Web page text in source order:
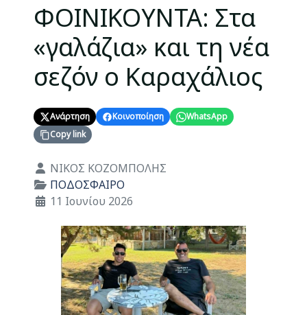
ΦΟΙΝΙΚΟΥΝΤΑ: Στα
«γαλάζια» και τη νέα
σεζόν ο Καραχάλιος
Ανάρτηση Κοινοποίηση
WhatsApp
Copy link
Λεπτομέρειες
ΝΙΚΟΣ ΚΟΖΟΜΠΟΛΗΣ
ΠΟΔΟΣΦΑΙΡΟ
11 Ιουνίου 2026